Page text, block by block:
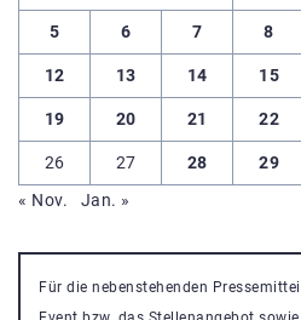
5 6 7 8
12 13 14 15
19 20 21 22
26 27 28 29
« Nov.
Jan. »
Für die nebenstehenden